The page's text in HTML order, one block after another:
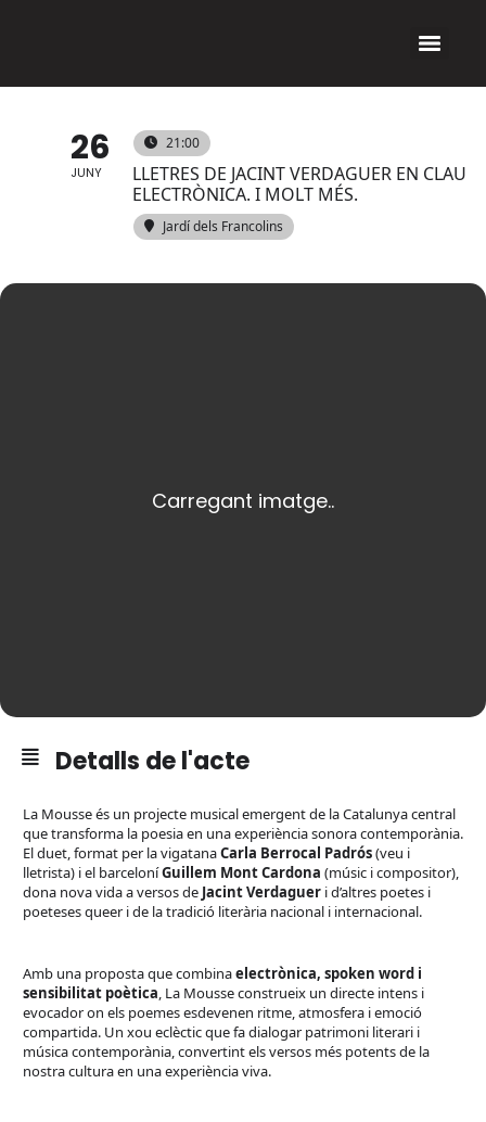
26
JUNY
21:00
LLETRES DE JACINT VERDAGUER EN CLAU
ELECTRÒNICA. I MOLT MÉS.
Jardí dels Francolins
Detalls de l'acte
La Mousse és un projecte musical emergent de la Catalunya central
que transforma la poesia en una experiència sonora contemporània.
El duet, format per la vigatanaCarla Berrocal Padrós(veu i
lletrista) i el barceloníGuillem Mont Cardona (músic i compositor),
dona nova vida a versos de Jacint Verdaguer i d’altres poetes i
poeteses queer i de la tradició literària nacional i internacional.
Amb una proposta que combinaelectrònica, spoken word i
sensibilitat poètica, La Mousse construeix un directe intens i
evocador on els poemes esdevenen ritme, atmosfera i emoció
compartida. Un xou eclèctic que fa dialogar patrimoni literari i
música contemporània, convertint els versos més potents de la
nostra cultura en una experiència viva.